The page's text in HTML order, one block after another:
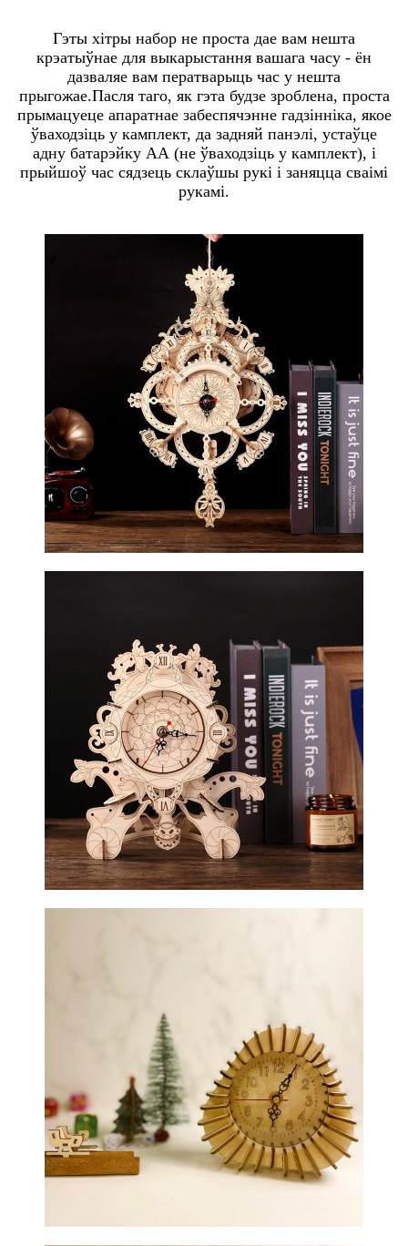
Гэты хітры набор не проста дае вам нешта
крэатыўнае для выкарыстання вашага часу - ён
дазваляе вам ператварыць час у нешта
прыгожае.Пасля таго, як гэта будзе зроблена, проста
прымацуеце апаратнае забеспячэнне гадзінніка, якое
ўваходзіць у камплект, да задняй панэлі, устаўце
адну батарэйку АА (не ўваходзіць у камплект), і
прыйшоў час сядзець склаўшы рукі і заняцца сваімі
рукамі.